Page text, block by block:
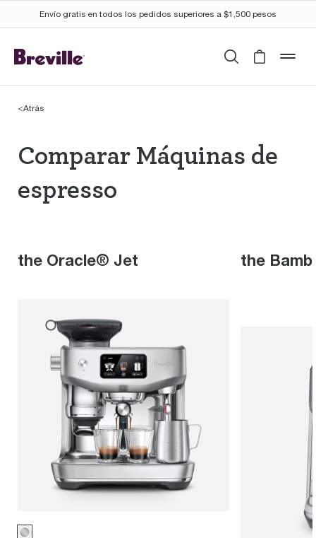
Envío gratis en todos los pedidos superiores a $1,500 pesos
BuscarCart is
<Atrás
Comparar Máquinas
Comparar Máquinas de
espresso
the Oracle® Jet the